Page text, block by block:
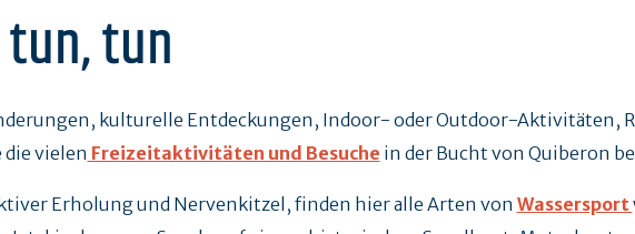
tun
kulturelle Entdeckungen, Indoor- oder Outdoor-Aktivitäten,
die vielen Freizeitaktivitäten und Besuche in der Bucht von Quiberon
Erholung und Nervenkitzel, finden hier alle Arten von Wassersport